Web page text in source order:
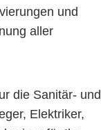
und
aller
die Sanitär- und
Elektriker,